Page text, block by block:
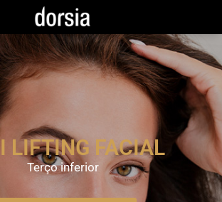
LIFTING FACIAL
Terço inferior